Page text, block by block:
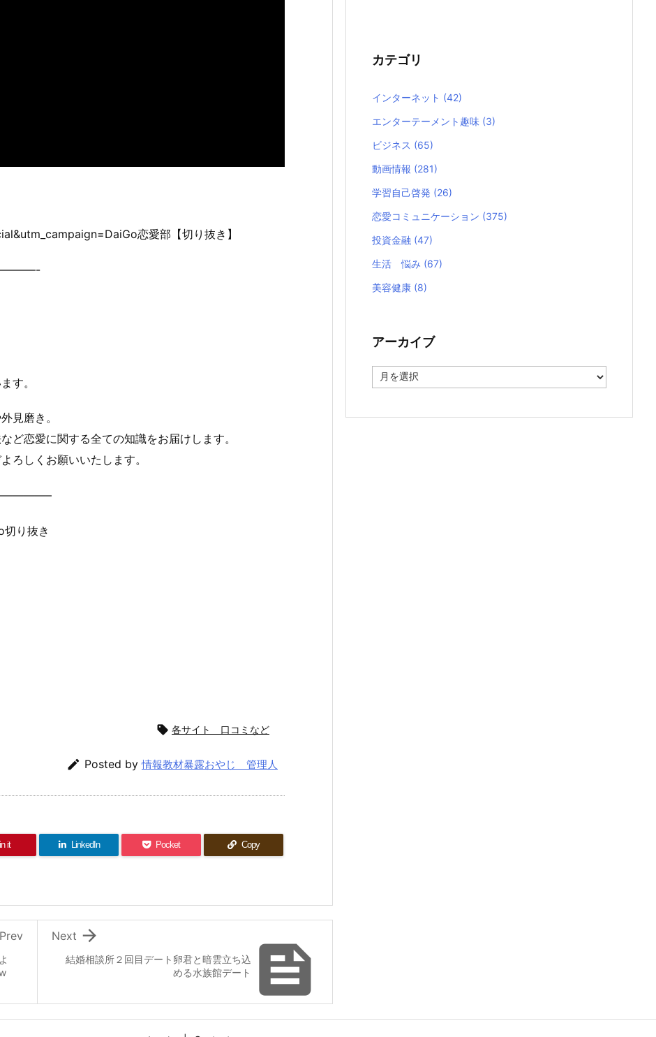
恋愛部【切り抜き】
す。
見磨き。
ど恋愛に関する全ての知識をお届けします。
ろしくお願いいたします。
り抜き
 各サイト 口コミなど
 Posted by情報教材暴露おやじ 管理人
it LinkedIn Pocket Copy

結婚相談所２回目デート卵君と暗雲立ち込
める水族館デート

Next
Prev
カテゴリ
インターネット (42)
エンターテーメント趣味 (3)
ビジネス (65)
動画情報 (281)
学習自己啓発 (26)
恋愛コミュニケーション (375)
投資金融 (47)
生活 悩み (67)
美容健康 (8)
アーカイブ
ー